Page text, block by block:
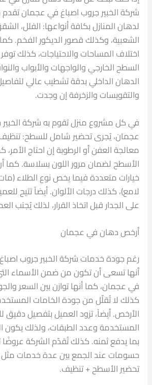
شركة الخبير جروب اصباغ في عجمان
لدهان المنازل بكافة أنواعها: الفلل،
الشعبية، وكذلك قصور الديكور الفخم.
اختلاف المساحات والاحتياجات، كذلك
السطح الخارجي والواجهات والأبواب
الدهان الداخلي بدقة تشطيب عالي
والتقويسات والزخرفة إن وجدت.
في كل مشروع منزل تقوم به شركة
عجمان، يُجرى تحضير شامل للسطح: تنظيف،
معالجة العفن أو الرطوبة إن احتاج
الأسطح لضمان مرور اللون بسلاسة. كما
خيارات متعددة فيما يخص نوع الطلاء
لامع)، كذلك درجات الألوان. أيضاً تتيح
على الجدار قبل اتخاذ القرار، لذلك يُجنب
أرخص دهان في عجمان
رغم جودة خدمات شركة الخبير جروب
أنها تسعى أن تكون من ضمن الأسماء
في عجمان، كما أنها توازن بين السعر
كذلك لا تُقلّل من جودة الخامات
الأرخص. أيضاً، تزود العميل بتفصيل دقيق
المستخدمة وعدد الطبقات، ولذلك يكون
بما يدفع ثمنه. كذلك تُقدّم الشركة عروضًا
حسومات عند الجمع بين عدة خدمات مثل
تحضير الأسطح + تنظيف.